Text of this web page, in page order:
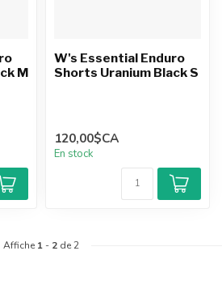
M
W's Essential Enduro
Shorts Uranium Black S
120,00$CA
En stock
Affiche 1 - 2 de 2